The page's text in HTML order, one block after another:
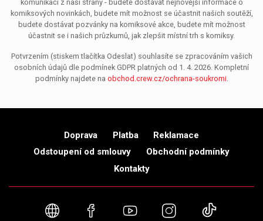
komunikací z naší strany - budete dostávat nejnovější informace o
komiksových novinkách, budete mít možnost se účastnit našich soutěží,
budete dostávat pozvánky na komiksové akce, budete mít možnost
účastnit se i našich průzkumů, jak zlepšit místní trh s komiksy.
Potvrzením (stiskem tlačítka Odeslat) souhlasíte se zpracováním vašich
osobních údajů dle podmínek GDPR platných od 1. 4. 2026. Kompletní
podmínky najdete na obchod.crew.cz/ochrana-soukromi.
Doprava Platba
Reklamace
Odstoupení od smlouvy
Obchodní podmínky
Kontakty
Webové stránky
FacebookYouTubeInstagram